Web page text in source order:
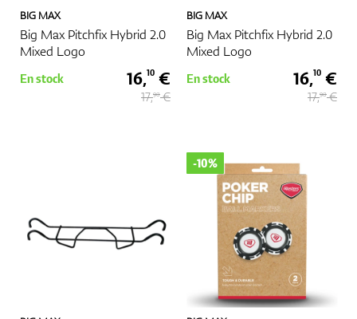
BIG MAX
Big Max Pitchfix Hybrid 2.0
Mixed Logo
En stock 16,10 €
17,90€
BIG MAX
Big Max Pitchfix Hybrid 2.0
Mixed Logo
En stock 16,10 €
17,90€
-10%